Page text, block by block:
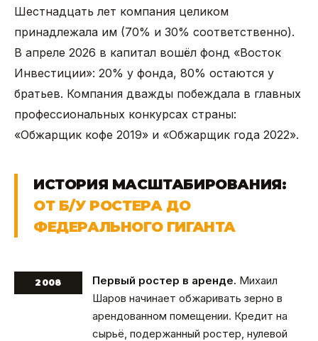
Шестнадцать лет компания целиком
принадлежала им (70% и 30% соответственно).
В апреле 2026 в капитал вошёл фонд «Восток
Инвестиции»: 20% у фонда, 80% остаются у
братьев. Компания дважды побеждала в главных
профессиональных конкурсах страны:
«Обжарщик кофе 2019» и «Обжарщик года 2022».
ИСТОРИЯ МАСШТАБИРОВАНИЯ:
ОТ Б/У РОСТЕРА ДО
ФЕДЕРАЛЬНОГО ГИГАНТА
2008 Первый ростер в аренде. Михаил
Шаров начинает обжаривать зерно в
арендованном помещении. Кредит на
сырьё, подержанный ростер, нулевой